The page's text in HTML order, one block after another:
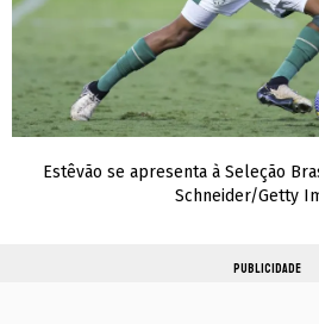
Estêvão se apresenta à Seleção
Schneider/Getty
PUBLICIDADE